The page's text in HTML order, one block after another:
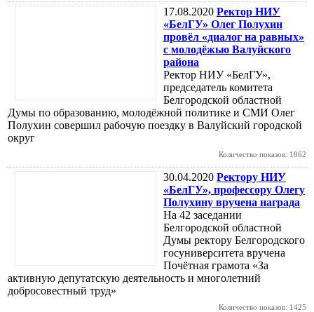
17.08.2020 Ректор НИУ
«БелГУ» Олег Полухин
провёл «диалог на равных»
с молодёжью Валуйского
района
Ректор НИУ «БелГУ»,
председатель комитета
Белгородской областной
Думы по образованию, молодёжной политике и СМИ Олег
Полухин совершил рабочую поездку в Валуйский городской
округ
Количество показов: 1862
30.04.2020 Ректору НИУ
«БелГУ», профессору Олегу
Полухину вручена награда
На 42 заседании
Белгородской областной
Думы ректору Белгородского
госуниверситета вручена
Почётная грамота «За
активную депутатскую деятельность и многолетний
добросовестный труд»
Количество показов: 1425